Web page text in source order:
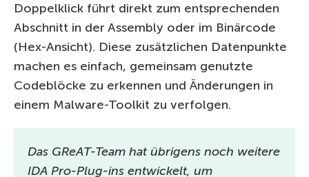
Doppelklick führt direkt zum entsprechenden
Abschnitt in der Assembly oder im Binärcode
(Hex-Ansicht). Diese zusätzlichen Datenpunkte
machen es einfach, gemeinsam genutzte
Codeblöcke zu erkennen und Änderungen in
einem Malware-Toolkit zu verfolgen.
Das GReAT-Team hat übrigens noch weitere
IDA Pro-Plug-ins entwickelt, um